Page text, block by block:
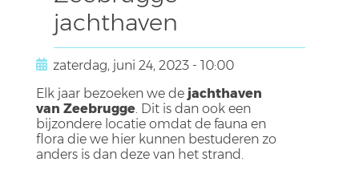
jachthaven
zaterdag, juni 24, 2023 - 10:00
Elk jaar bezoeken we dejachthaven
van Zeebrugge. Dit is dan ook een
bijzondere locatie omdat de fauna en
flora die we hier kunnen bestuderen zo
anders is dan deze van het strand.